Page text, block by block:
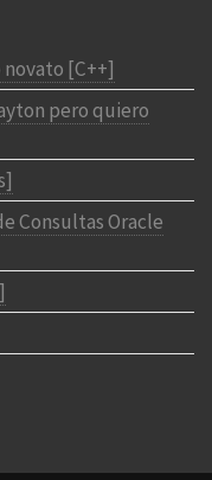
[C++]
pero quiero
Consultas Oracle